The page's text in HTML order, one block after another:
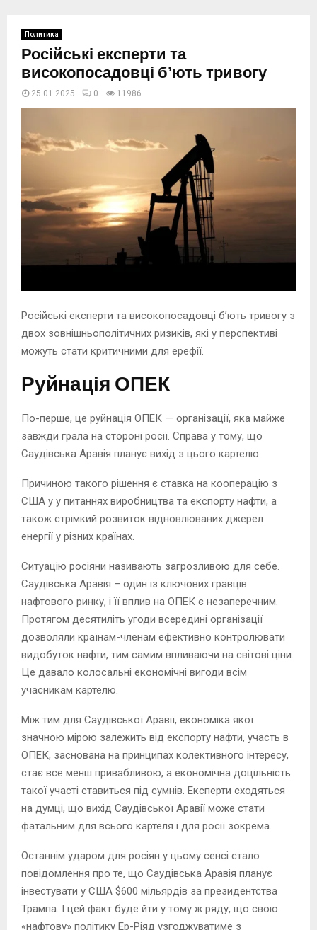
Политика
Російські експерти та
високопосадовці бʼють тривогу
25.01.2025 0 11986
Російські експерти та високопосадовці бʼють тривогу з
двох зовнішньополітичних ризиків, які у перспективі
можуть стати критичними для ерефії.
Руйнація ОПЕК
По-перше, це руйнація ОПЕК — організації, яка майже
завжди грала на стороні росії. Справа у тому, що
Саудівська Аравія планує вихід з цього картелю.
Причиною такого рішення є ставка на кооперацію з
США у у питаннях виробництва та експорту нафти, а
також стрімкий розвиток відновлюваних джерел
енергії у різних країнах.
Ситуацію росіяни називають загрозливою для себе.
Саудівська Аравія – один із ключових гравців
нафтового ринку, і її вплив на ОПЕК є незаперечним.
Протягом десятиліть угоди всередині організації
дозволяли країнам-членам ефективно контролювати
видобуток нафти, тим самим впливаючи на світові ціни.
Це давало колосальні економічні вигоди всім
учасникам картелю.
Між тим для Саудівської Аравії, економіка якої
значною мірою залежить від експорту нафти, участь в
ОПЕК, заснована на принципах колективного інтересу,
стає все менш привабливою, а економічна доцільність
такої участі ставиться під сумнів. Експерти сходяться
на думці, що вихід Саудівської Аравії може стати
фатальним для всього картеля і для росії зокрема.
Останнім ударом для росіян у цьому сенсі стало
повідомлення про те, що Саудівська Аравія планує
інвестувати у США $600 мільярдів за президентства
Трампа. І цей факт буде йти у тому ж ряду, що свою
«нафтову» політику Ер-Ріяд узгоджуватиме з